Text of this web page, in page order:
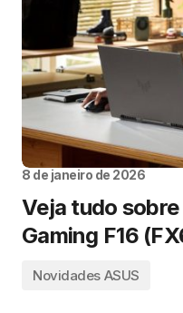
8 de janeiro de 2026
Veja tudo
Gaming F16
Novidades ASUS